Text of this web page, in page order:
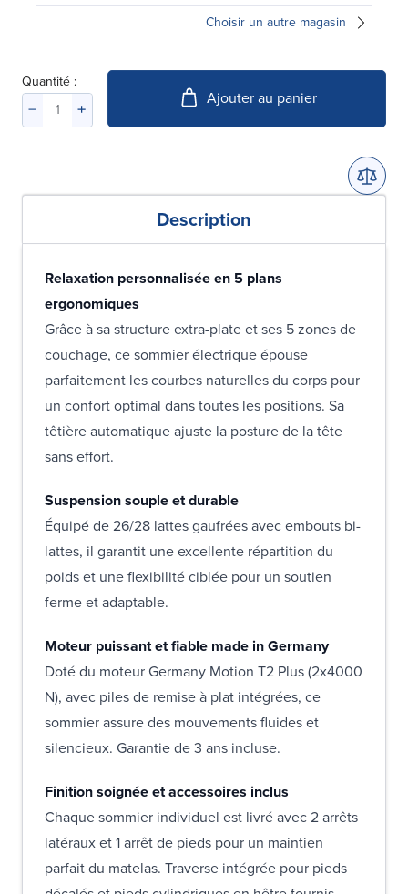
Choisir un autre magasin
Quantité :
Ajouter au panier
Description
Relaxation personnalisée en 5 plans
ergonomiques
Grâce à sa structure extra-plate et ses 5 zones de
couchage, ce sommier électrique épouse
parfaitement les courbes naturelles du corps pour
un confort optimal dans toutes les positions. Sa
têtière automatique ajuste la posture de la tête
sans effort.
Suspension souple et durable
Équipé de 26/28 lattes gaufrées avec embouts bi-
lattes, il garantit une excellente répartition du
poids et une flexibilité ciblée pour un soutien
ferme et adaptable.
Moteur puissant et fiable made in Germany
Doté du moteur Germany Motion T2 Plus (2x4000
N), avec piles de remise à plat intégrées, ce
sommier assure des mouvements fluides et
silencieux. Garantie de 3 ans incluse.
Finition soignée et accessoires inclus
Chaque sommier individuel est livré avec 2 arrêts
latéraux et 1 arrêt de pieds pour un maintien
parfait du matelas. Traverse intégrée pour pieds